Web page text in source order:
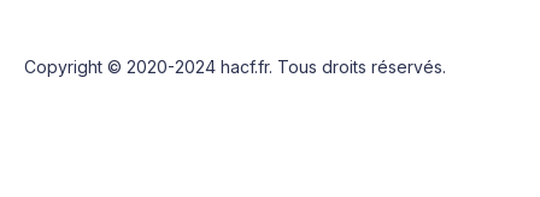
Copyright © 2020-2024 hacf.fr. Tous droits réservés.